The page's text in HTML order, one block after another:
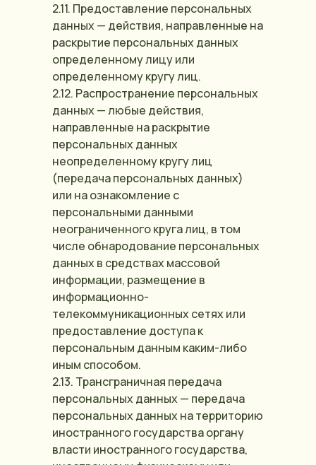
2.11. Предоставление персональных
данных — действия, направленные на
раскрытие персональных данных
определенному лицу или
определенному кругу лиц.
2.12. Распространение персональных
данных — любые действия,
направленные на раскрытие
персональных данных
неопределенному кругу лиц
(передача персональных данных)
или на ознакомление с
персональными данными
неограниченного круга лиц, в том
числе обнародование персональных
данных в средствах массовой
информации, размещение в
информационно-
телекоммуникационных сетях или
предоставление доступа к
персональным данным каким-либо
иным способом.
2.13. Трансграничная передача
персональных данных — передача
персональных данных на территорию
иностранного государства органу
власти иностранного государства,